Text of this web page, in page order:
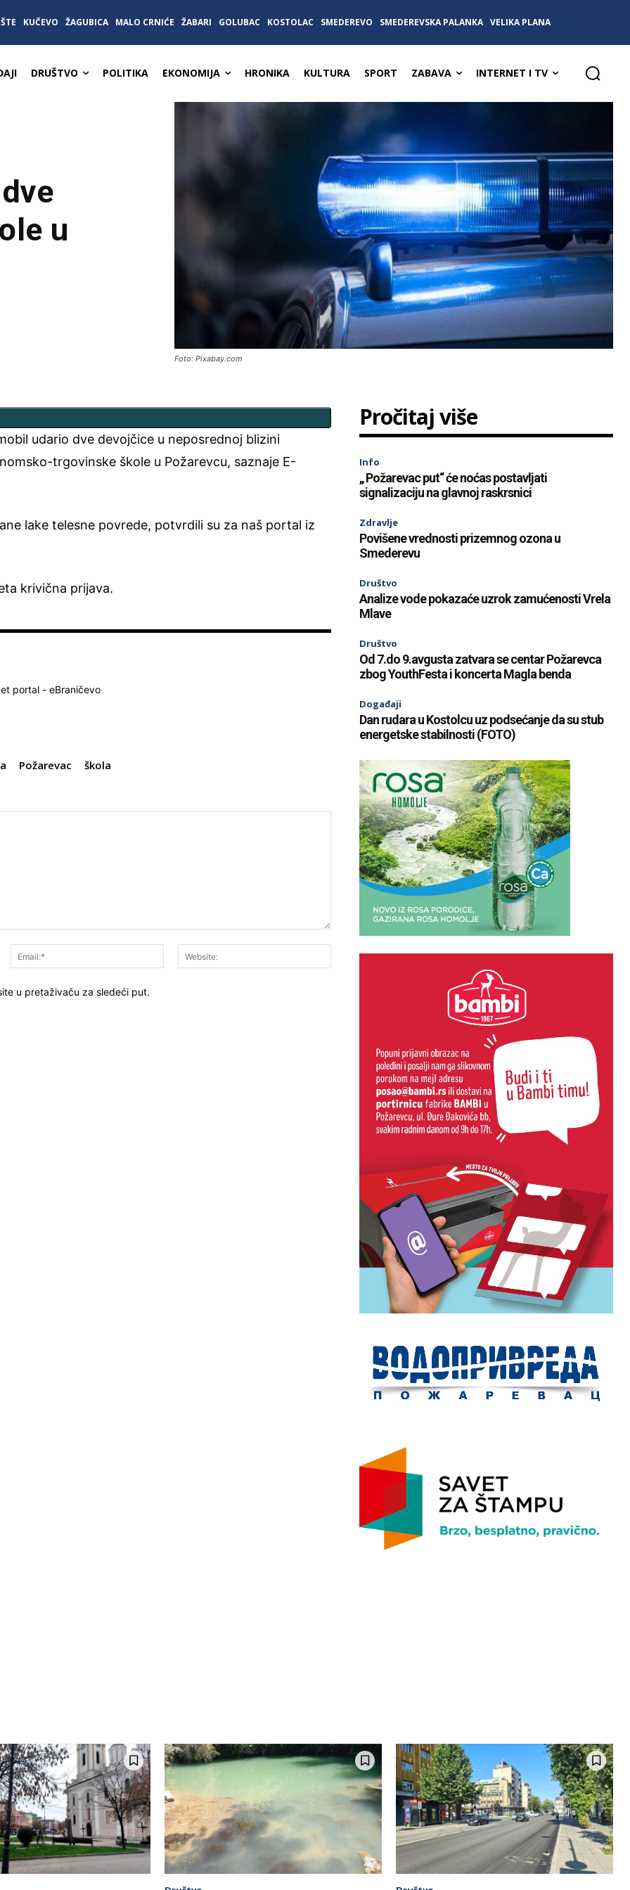
KUČEVO ŽAGUBICA MALO CRNIĆE ŽABARI GOLUBAC KOSTOLAC SMEDEREVO SMEDEREVSKA PALANKA VELIKA PLANA
DRUŠTVO POLITIKA EKONOMIJA HRONIKA KULTURA SPORT ZABAVA INTERNET I TV
u
Foto: Pixabay.com
udario dve devojčice u neposrednoj blizini
trgovinske škole u Požarevcu, saznaje E-
lake telesne povrede, potvrdili su za naš portal iz
krivična prijava.
portal - eBraničevo
Požarevac škola
Ime:*
Email:* Website:
u pretaživaču za sledeći put.
Pročitaj više
Info
„ Požarevac put“ će noćas postavljati
signalizaciju na glavnoj raskrsnici
Zdravlje
Povišene vrednosti prizemnog ozona u
Smederevu
Društvo
Analize vode pokazaće uzrok zamućenosti Vrela
Mlave
Društvo
Od 7.do 9.avgusta zatvara se centar Požarevca
zbog YouthFesta i koncerta Magla benda
Događaji
Dan rudara u Kostolcu uz podsećanje da su stub
energetske stabilnosti (FOTO)